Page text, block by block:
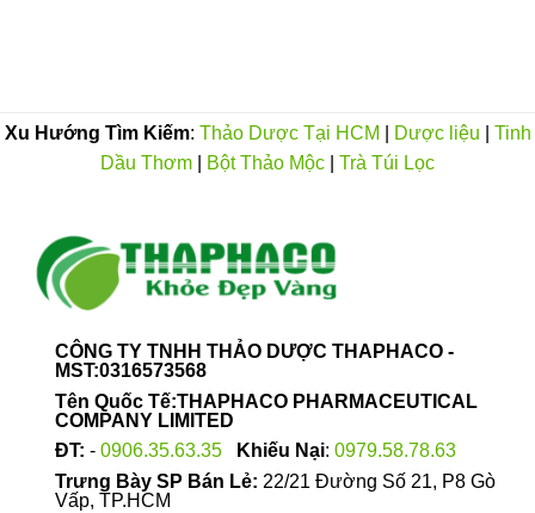
Xu Hướng Tìm Kiếm: Thảo Dược Tại HCM Dược liệu
Tinh
Dầu Thơm
Bột Thảo Mộc Trà Túi Lọc
CÔNG TY TNHH THẢO DƯỢC THAPHACO -
MST:0316573568
Tên Quốc Tế:THAPHACO PHARMACEUTICAL
COMPANY LIMITED
ĐT: - 0906.35.63.35 Khiếu Nại: 0979.58.78.63
Trưng Bày SP Bán Lẻ: 22/21 Đường Số 21, P8 Gò
Vấp, TP.HCM